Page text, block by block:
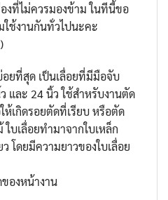
งที่ไม่ควรมองข้าม ในทีนี้ขอ
ใช้งานกันทั่วไปนะคะ
อยที่สุด เป็นเลื่อยที่มีมือจับ
และ 24 นิ้ว ใช้สำหรับงานตัด
ห้เกิดรอยตัดที่เรียบ หรือตัด
ใบเลื่อยทำมาจากใบเหล็ก
โดยมีความยาวของใบเลื่อย
องหน้างาน